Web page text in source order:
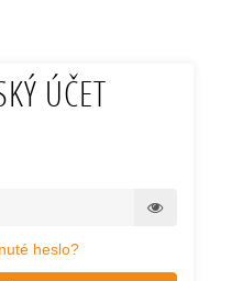
ÚČET
heslo?